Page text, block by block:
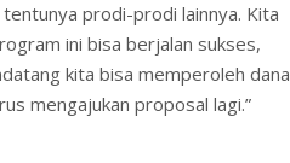
prodi-prodi lainnya. Kita
ini bisa berjalan sukses,
kita bisa memperoleh dana
mengajukan proposal lagi.”